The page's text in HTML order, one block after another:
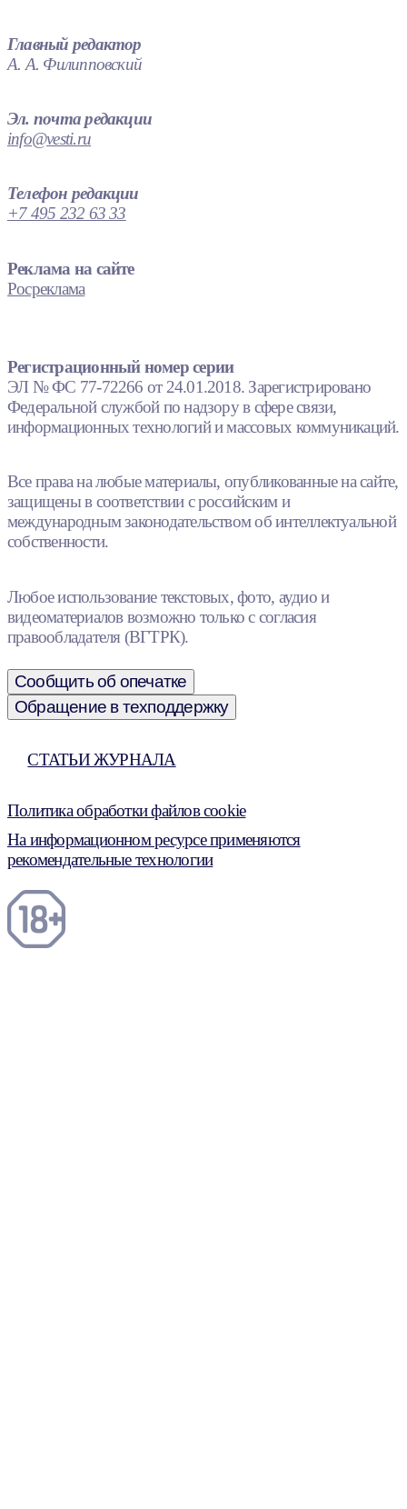
Главный редактор
А. А. Филипповский
Эл. почта редакции
info@vesti.ru
Телефон редакции
+7 495 232 63 33
Реклама на сайте
Росреклама
Регистрационный номер серии
ЭЛ № ФС 77-72266 от 24.01.2018. Зарегистрировано
Федеральной службой по надзору в сфере связи,
информационных технологий и массовых коммуникаций.
Все права на любые материалы, опубликованные на сайте,
защищены в соответствии с российским и
международным законодательством об интеллектуальной
собственности.
Любое использование текстовых, фото, аудио и
видеоматериалов возможно только с согласия
правообладателя (ВГТРК).
Сообщить об опечатке
Обращение в техподдержку
СТАТЬИ ЖУРНАЛА
Политика обработки файлов cookie
На информационном ресурсе применяются
рекомендательные технологии